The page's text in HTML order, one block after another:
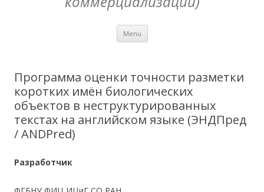
Menu Skip
content
Программа оценки точности разметки
коротких имён биологических
объектов в неструктурированных
текстах на английском языке (ЭНДПред
/ ANDPred)
Разработчик